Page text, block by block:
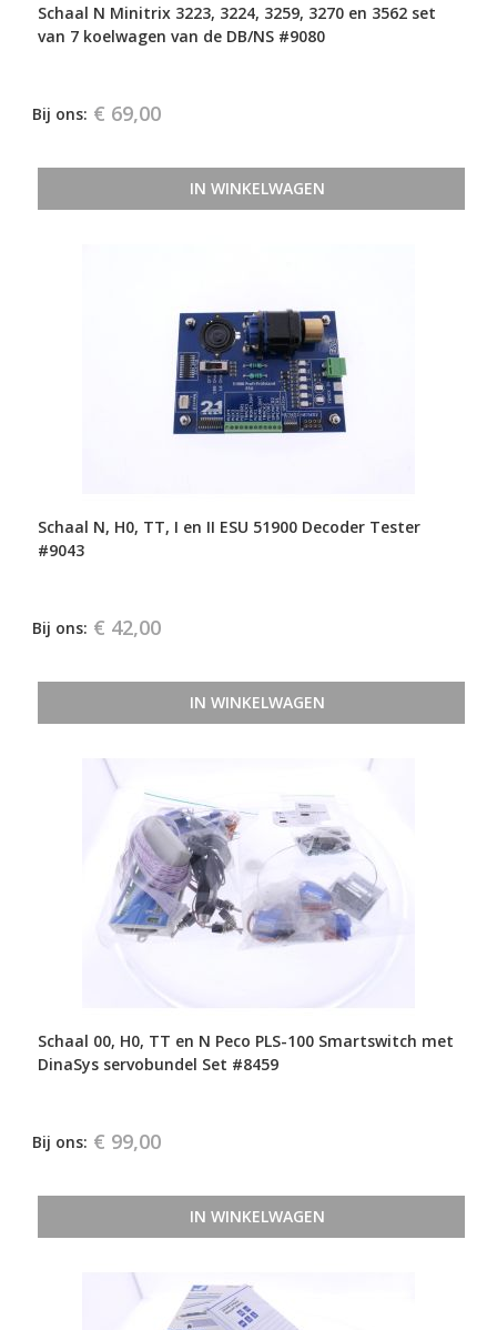
Schaal N Minitrix 3223, 3224, 3259, 3270 en 3562 set
van 7 koelwagen van de DB/NS #9080
Bij ons: € 69,00
IN WINKELWAGEN
Schaal N, H0, TT, I en II ESU 51900 Decoder Tester
#9043
Bij ons: € 42,00
IN WINKELWAGEN
Schaal 00, H0, TT en N Peco PLS-100 Smartswitch met
DinaSys servobundel Set #8459
Bij ons: € 99,00
IN WINKELWAGEN